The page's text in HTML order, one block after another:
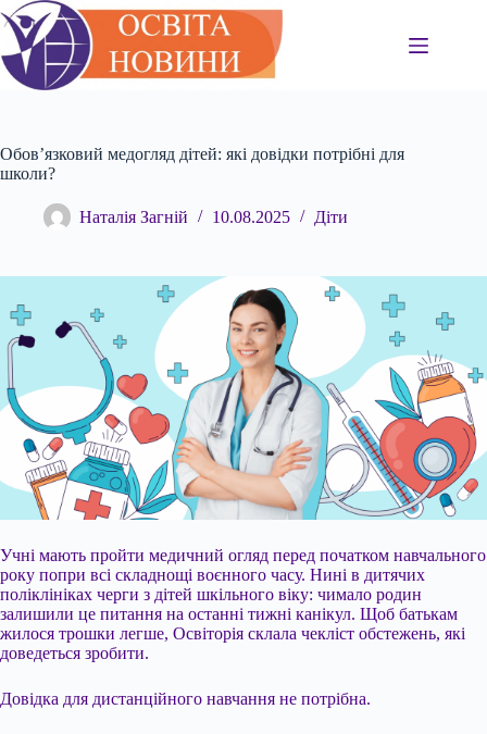
Перейти
до
вмісту
Обов’язковий медогляд дітей: які довідки потрібні для
школи?
Наталія Загній 10.08.2025 Діти
Учні мають пройти медичний огляд перед початком навчального
року попри всі складнощі воєнного часу. Нині в дитячих
поліклініках черги з дітей шкільного віку: чимало родин
залишили це питання на останні тижні канікул. Щоб батькам
жилося трошки легше, Освіторія склала чекліст обстежень, які
доведеться зробити.
Довідка для дистанційного навчання не потрібна.